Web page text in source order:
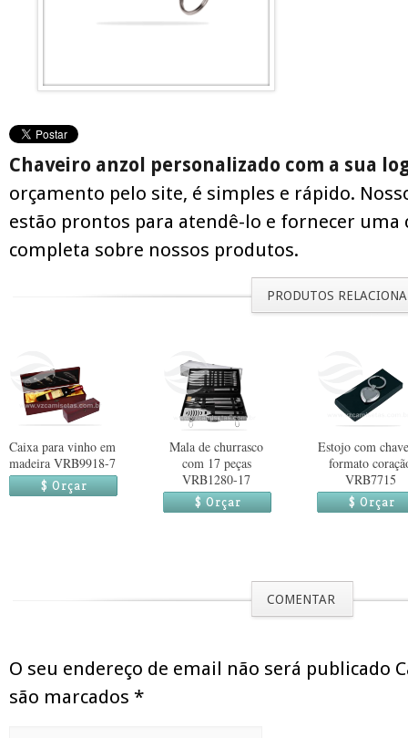
Chaveiro anzol personalizado com a sua
orçamento pelo site, é simples e rápido.
estão prontos para atendê-lo e fornecer
completa sobre nossos produtos.
PRODUTOS
Caixa para vinho em
madeira VRB9918-7
$ Orçar
Mala de churrasco
com 17 peças
VRB1280-17
$ Orçar
Estojo com
formato
VRB7715
$ Orçar
COMENTAR
O seu endereço de email não será publicado
são marcados *